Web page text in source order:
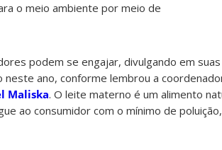
o meio ambiente por meio de
podem se engajar, divulgando em
ano, conforme lembrou a
Maliska. O leite materno é um alimento
ao consumidor com o mínimo de